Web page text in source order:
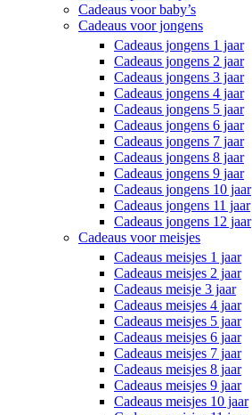
Cadeaus voor baby’s
Cadeaus voor jongens
Cadeaus jongens 1 jaar
Cadeaus jongens 2 jaar
Cadeaus jongens 3 jaar
Cadeaus jongens 4 jaar
Cadeaus jongens 5 jaar
Cadeaus jongens 6 jaar
Cadeaus jongens 7 jaar
Cadeaus jongens 8 jaar
Cadeaus jongens 9 jaar
Cadeaus jongens 10 jaar
Cadeaus jongens 11 jaar
Cadeaus jongens 12 jaar
Cadeaus voor meisjes
Cadeaus meisjes 1 jaar
Cadeaus meisjes 2 jaar
Cadeaus meisje 3 jaar
Cadeaus meisjes 4 jaar
Cadeaus meisjes 5 jaar
Cadeaus meisjes 6 jaar
Cadeaus meisjes 7 jaar
Cadeaus meisjes 8 jaar
Cadeaus meisjes 9 jaar
Cadeaus meisjes 10 jaar